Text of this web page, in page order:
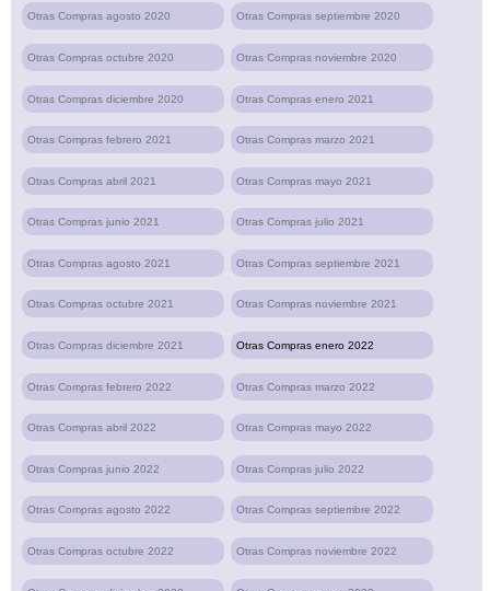
Otras Compras agosto 2020 Otras Compras septiembre 2020
Otras Compras octubre 2020 Otras Compras noviembre 2020
Otras Compras diciembre 2020 Otras Compras enero 2021
Otras Compras febrero 2021 Otras Compras marzo 2021
Otras Compras abril 2021 Otras Compras mayo 2021
Otras Compras junio 2021 Otras Compras julio 2021
Otras Compras agosto 2021 Otras Compras septiembre 2021
Otras Compras octubre 2021 Otras Compras noviembre 2021
Otras Compras diciembre 2021 Otras Compras enero 2022
Otras Compras febrero 2022 Otras Compras marzo 2022
Otras Compras abril 2022 Otras Compras mayo 2022
Otras Compras junio 2022 Otras Compras julio 2022
Otras Compras agosto 2022 Otras Compras septiembre 2022
Otras Compras octubre 2022 Otras Compras noviembre 2022